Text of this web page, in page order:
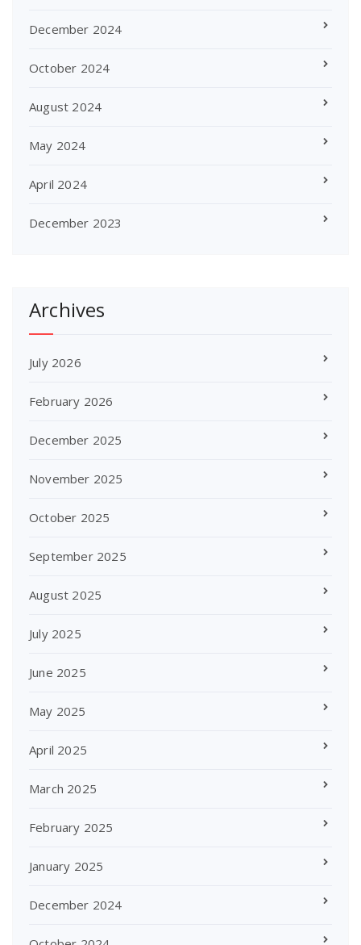
December 2024
October 2024
August 2024
May 2024
April 2024
December 2023
Archives
July 2026
February 2026
December 2025
November 2025
October 2025
September 2025
August 2025
July 2025
June 2025
May 2025
April 2025
March 2025
February 2025
January 2025
December 2024